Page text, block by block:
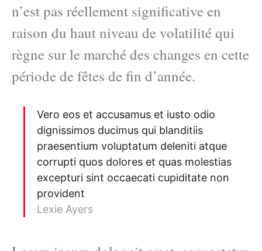
n’est pas réellement significative en
raison du haut niveau de volatilité qui
règne sur le marché des changes en cette
période de fêtes de fin d’année.
Vero eos et accusamus et iusto odio
dignissimos ducimus qui blanditiis
praesentium voluptatum deleniti atque
corrupti quos dolores et quas molestias
excepturi sint occaecati cupiditate non
provident
Lexie Ayers